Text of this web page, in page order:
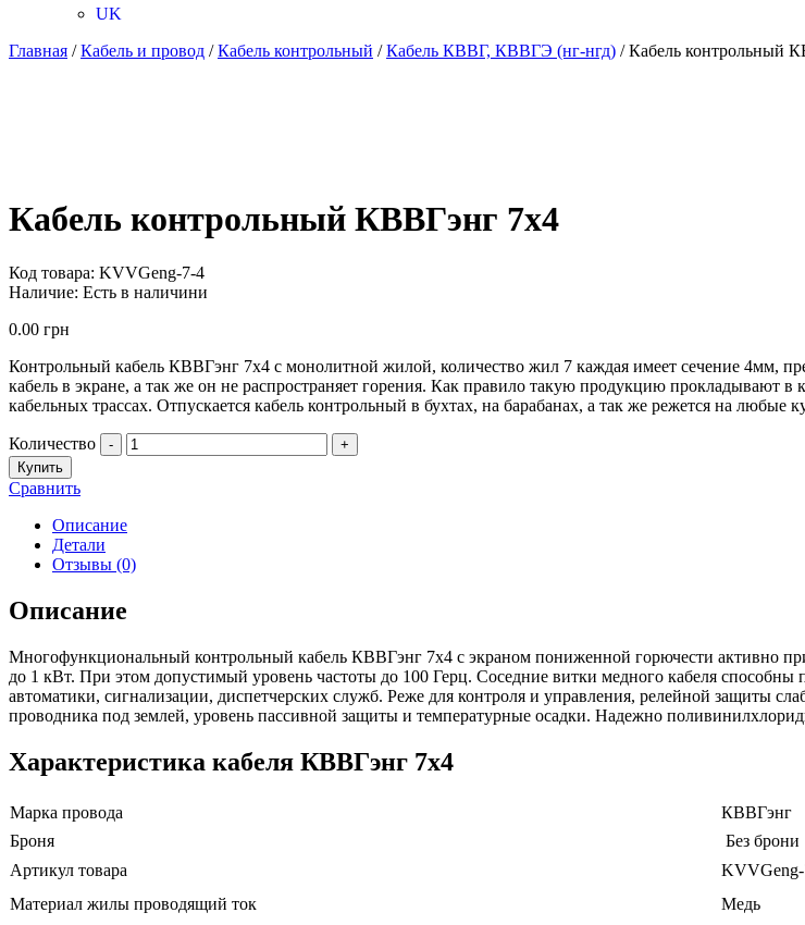
UK
Главная /Кабель и провод /Кабель контрольный /Кабель КВВГ, КВВГЭ (нг-нгд) / Кабель контрольный
Кабель контрольный КВВГэнг 7х4
Код товара: KVVGeng-7-4
Наличие: Есть в наличини
0.00 грн
Контрольный кабель КВВГэнг 7х4 с монолитной жилой, количество жил 7 каждая имеет сечение 4мм,
кабель в экране, а так же он не распространяет горения. Как правило такую продукцию прокладывают
кабельных трассах. Отпускается кабель контрольный в бухтах, на барабанах, а так же режется на любые
Количество -
+
Купить
Сравнить
Описание
Детали
Отзывы (0)
Описание
Многофункциональный контрольный кабель КВВГэнг 7х4 с экраном пониженной горючести активно
до 1 кВт. При этом допустимый уровень частоты до 100 Герц. Соседние витки медного кабеля способны
автоматики, сигнализации, диспетчерских служб. Реже для контроля и управления, релейной защиты
проводника под землей, уровень пассивной защиты и температурные осадки. Надежно
Характеристика кабеля КВВГэнг 7х4
Марка провода
КВВГэнг
Броня
Без брони
Артикул товара
Материал жилы проводящий ток
Медь